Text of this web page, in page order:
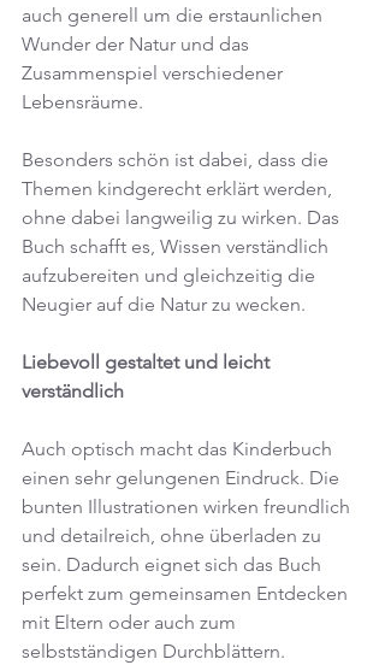
auch generell um die erstaunlichen
Wunder der Natur und das
Zusammenspiel verschiedener
Lebensräume.
Besonders schön ist dabei, dass die
Themen kindgerecht erklärt werden,
ohne dabei langweilig zu wirken. Das
Buch schafft es, Wissen verständlich
aufzubereiten und gleichzeitig die
Neugier auf die Natur zu wecken.
Liebevoll gestaltet und leicht
verständlich
Auch optisch macht das Kinderbuch
einen sehr gelungenen Eindruck. Die
bunten Illustrationen wirken freundlich
und detailreich, ohne überladen zu
sein. Dadurch eignet sich das Buch
perfekt zum gemeinsamen Entdecken
mit Eltern oder auch zum
selbstständigen Durchblättern.